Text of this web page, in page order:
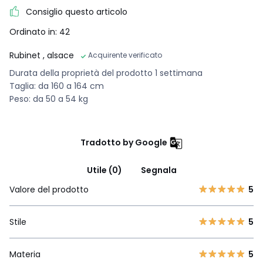
Consiglio questo articolo
Ordinato in: 42
Rubinet , alsace Acquirente verificato
Durata della proprietà del prodotto 1 settimana
Taglia: da 160 a 164 cm
Peso: da 50 a 54 kg
Tradotto by Google
Utile (0)
Segnala
Valore del prodotto
5
Stile 5
Materia 5